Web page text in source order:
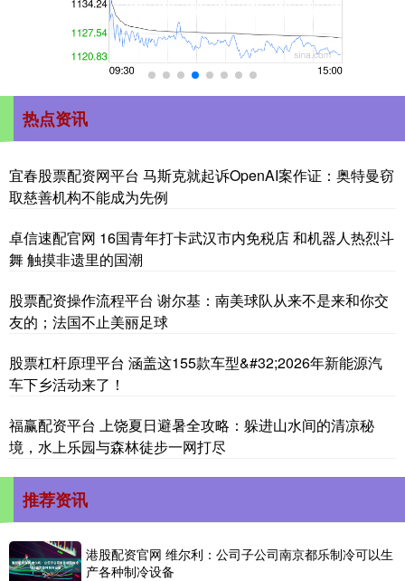
热点资讯
宜春股票配资网平台 马斯克就起诉OpenAI案作证：奥特曼窃
取慈善机构不能成为先例
卓信速配官网 16国青年打卡武汉市内免税店 和机器人热烈斗
舞 触摸非遗里的国潮
股票配资操作流程平台 谢尔基：南美球队从来不是来和你交
友的；法国不止美丽足球
股票杠杆原理平台 涵盖这155款车型&#32;2026年新能源汽
车下乡活动来了！
福赢配资平台 上饶夏日避暑全攻略：躲进山水间的清凉秘
境，水上乐园与森林徒步一网打尽
推荐资讯
港股配资官网 维尔利：公司子公司南京都乐制冷可以生
产各种制冷设备